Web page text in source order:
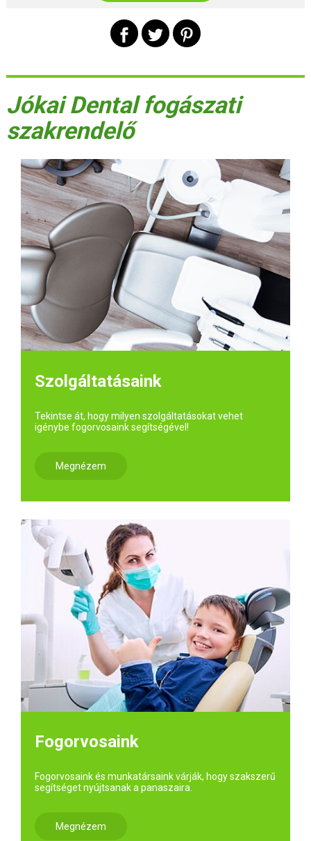
Jókai Dental fogászati
szakrendelő
Szolgáltatásaink
Tekintse át, hogy milyen szolgáltatásokat vehet
igénybe fogorvosaink segítségével!
Megnézem
Fogorvosaink
Fogorvosaink és munkatársaink várják, hogy szakszerű
segítséget nyújtsanak a panaszaira.
Megnézem